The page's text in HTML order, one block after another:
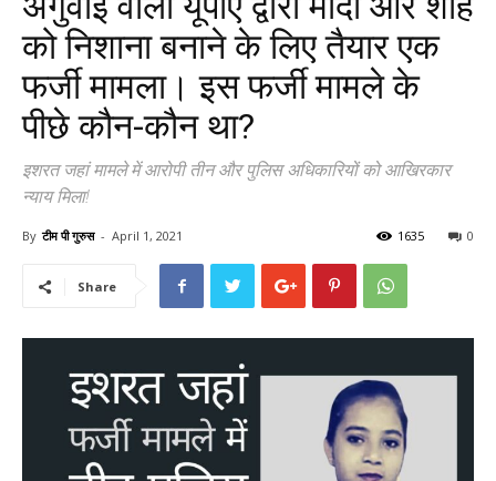
को निशाना बनाने के लिए तैयार एक
फर्जी मामला। इस फर्जी मामले के
पीछे कौन-कौन था?
इशरत जहां मामले में आरोपी तीन और पुलिस अधिकारियों को आखिरकार
न्याय मिला!
By टीम पी गुरुस - April 1, 2021 0
1635
Share